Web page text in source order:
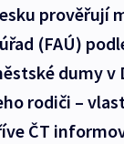
prověřují
(FAÚ)
dumy v
rodiči –
ČT